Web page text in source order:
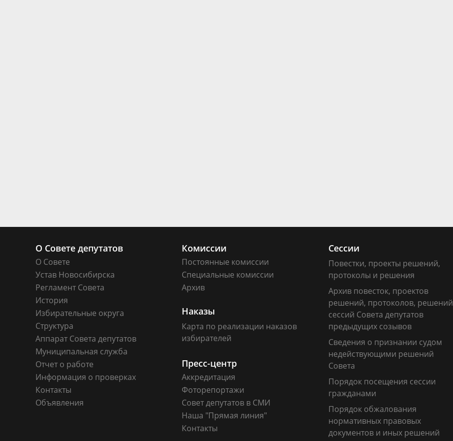
О Совете депутатов
О Совете
Устав Новосибирска
Регламент Совета
История
Избирательные округа
Структура
Аппарат Совета депутатов
Муниципальная служба
Отчет о работе
Информация о проверках
Контакты
Объявления
Комиссии
Постоянные комиссии
Специальные комиссии
Архив
Сессии
Повестки, проекты решений,
протоколы и решения
Архив повесток, проектов
решений, протоколов, решений
сессий Совета депутатов
предыдущих созывов
Сведения о признании судом
недействующими решений
Совета
Порядок посещения сессии
гражданами
Порядок обжалования
нормативных правовых
документов и иных решений
Наказы
Карта по реализации наказов
избирателей
Пресс-центр
Аккредитация
Фоторепортажи
Совет депутатов в СМИ
Наша "Прямая линия"
Контакты